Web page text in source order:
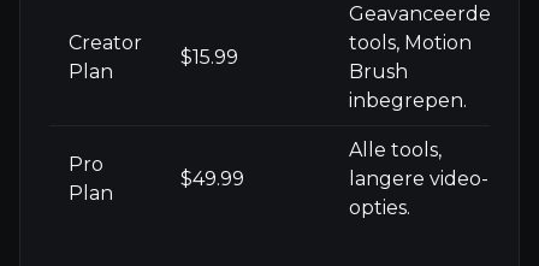
Creator
Plan
$15.99
Geavanceerde
tools, Motion
Brush
inbegrepen.
Pro
Plan
$49.99
Alle tools,
langere video-
opties.